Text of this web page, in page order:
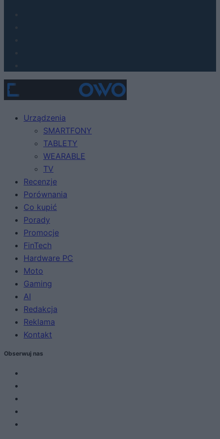
Urządzenia
SMARTFONY
TABLETY
WEARABLE
TV
Recenzje
Porównania
Co kupić
Porady
Promocje
FinTech
Hardware PC
Moto
Gaming
AI
Redakcja
Reklama
Kontakt
Obserwuj nas